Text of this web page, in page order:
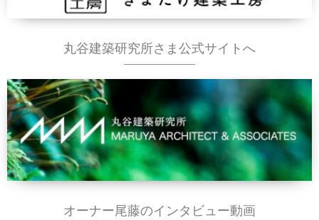
丸谷建築研究所さま公式サイトへ
オーナー尾藤のインタビュー動画